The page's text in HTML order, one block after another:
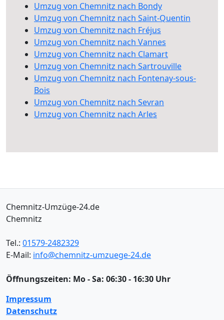
Umzug von Chemnitz nach Bondy
Umzug von Chemnitz nach Saint-Quentin
Umzug von Chemnitz nach Fréjus
Umzug von Chemnitz nach Vannes
Umzug von Chemnitz nach Clamart
Umzug von Chemnitz nach Sartrouville
Umzug von Chemnitz nach Fontenay-sous-
Bois
Umzug von Chemnitz nach Sevran
Umzug von Chemnitz nach Arles
Chemnitz-Umzüge-24.de
Chemnitz
Tel.: 01579-2482329
E-Mail: info@chemnitz-umzuege-24.de
Öffnungszeiten: Mo - Sa: 06:30 - 16:30 Uhr
Impressum
Datenschutz